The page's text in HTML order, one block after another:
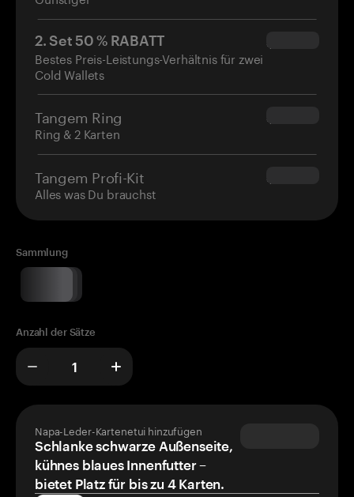
2. Set 50 % RABATT
Bestes Preis-Leistungs-Verhältnis für zwei
Cold Wallets
$34.95
Tangem Ring
Ring & 2 Karten
$160.00
Tangem Profi-Kit
Alles was Du brauchst
$180.00
Sammlung
Anzahl der Sätze
Napa-Leder-Kartenetui hinzufügen
Schlanke schwarze Außenseite,
kühnes blaues Innenfutter –
bietet Platz für bis zu 4 Karten.